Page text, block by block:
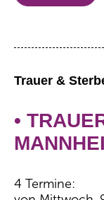
Trauer &
•
4 Termine: